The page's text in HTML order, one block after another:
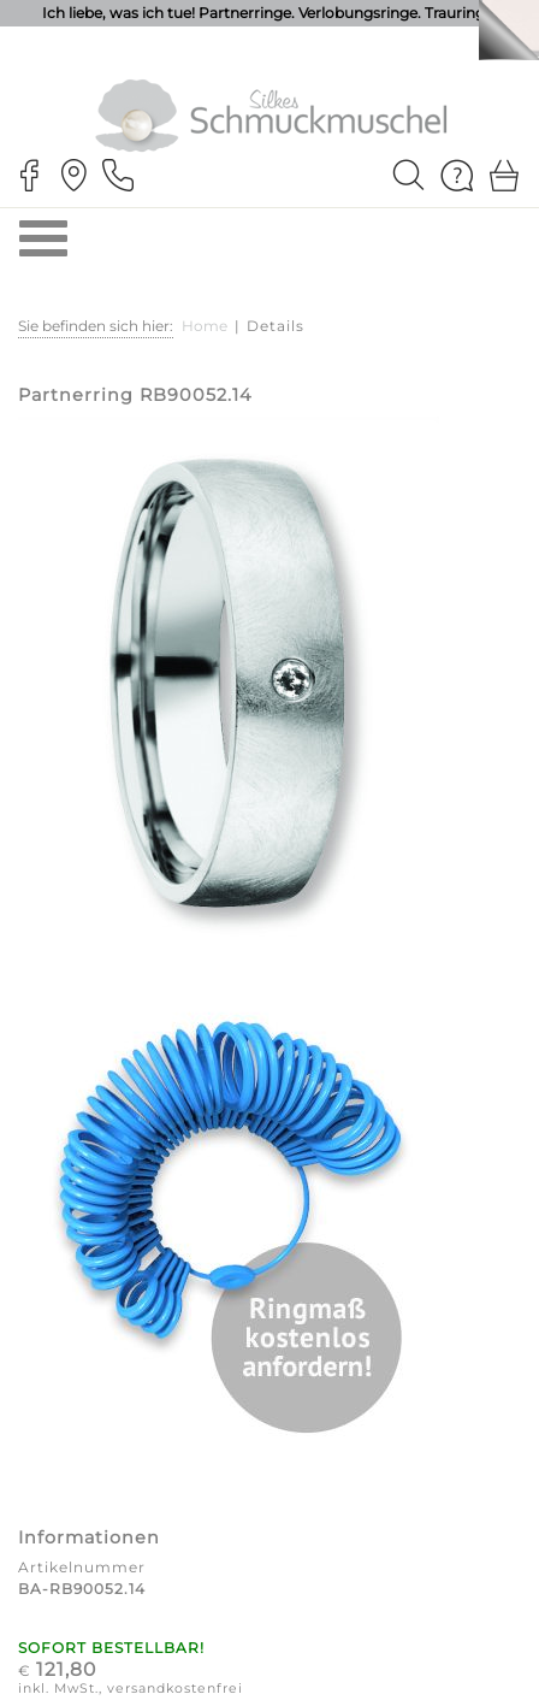
Ich liebe, was ich tue! Partnerringe. Verlobungsringe. Trauringe.
Sie befinden sich hier: Home | Details
Partnerring RB90052.14
Informationen
Artikelnummer
BA-RB90052.14
SOFORT BESTELLBAR!
€ 121,80
inkl. MwSt., versandkostenfrei